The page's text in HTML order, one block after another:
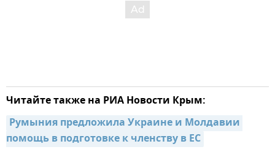
Читайте также на РИА Новости Крым:
Румыния предложила Украине и Молдавии
помощь в подготовке к членству в ЕС